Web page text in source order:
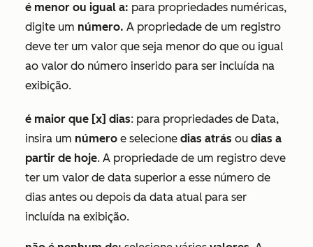
é menor ou igual a: para propriedades numéricas,
digite um número. A propriedade de um registro
deve ter um valor que seja menor do que ou igual
ao valor do número inserido para ser incluída na
exibição.
é maior que [x] dias: para propriedades de Data,
insira um número e selecione dias atrás ou dias a
partir de hoje. A propriedade de um registro deve
ter um valor de data superior a esse número de
dias antes ou depois da data atual para ser
incluída na exibição.